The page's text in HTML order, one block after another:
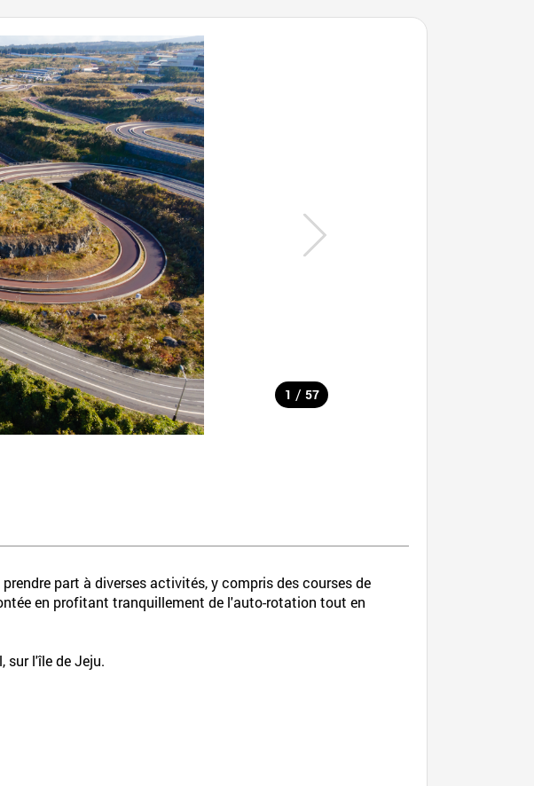
1 / 57
part à diverses activités, y compris des courses de
en profitant tranquillement de l'auto-rotation tout en
sur l'île de Jeju.